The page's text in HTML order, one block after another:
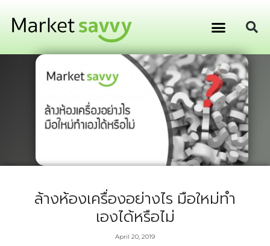
ล้างห้องเครื่องอย่างไร มือใหม่ทำ
เองได้หรือไม่
April 20, 2019